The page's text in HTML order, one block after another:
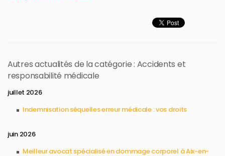
Autres actualités de la catégorie : Accidents et
responsabilité médicale
juillet 2026
Indemnisation séquelles erreur médicale : vos droits
juin 2026
Meilleur avocat spécialisé en dommage corporel à Aix-en-